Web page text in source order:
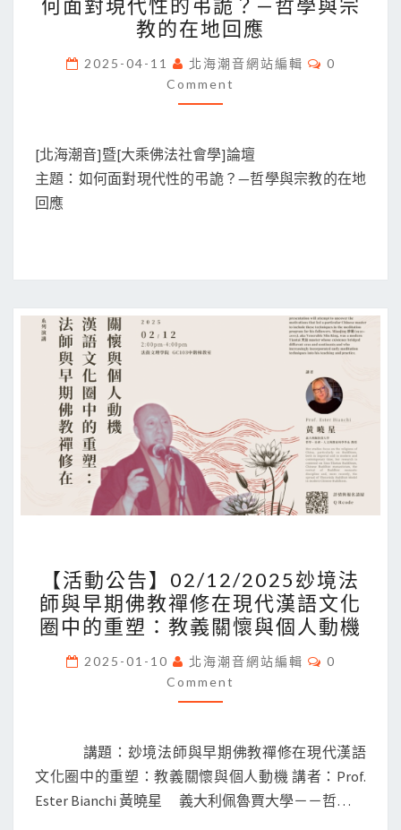
化
告】
5/4/2025[北
海
潮
音]
[大
乘
會
壇
何
面
對
現
性
的
弔
詭？
—
哲
宗
教
的
教的在地回應
2025-04-11 北海潮音網站編輯 Comments
0
Comment
[北海潮音]暨[大乘佛法社會學]論壇
主題：如何面對現代性的弔詭？—哲學與宗教的在地
回應
動
公
告】
02/12/2025
玅
境
師
與
早
【活動公告】02/12/2025玅境法
師與早期佛教禪修在現代漢語文化
圈中的重塑：教義關懷與個人動機
2025-01-10 北海潮音網站編輯 Comments
0
Comment
講題：玅境法師與早期佛教禪修在現代漢語
文化圈中的重塑：教義關懷與個人動機 講者：Prof.
Ester Bianchi 黃曉星 義大利佩魯賈大學－－哲…